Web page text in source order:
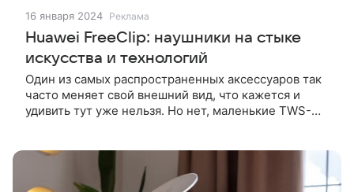
16 января 2024 Реклама
Huawei FreeClip: наушники на стыке
искусства и технологий
Один из самых распространенных аксессуаров так
часто меняет свой внешний вид, что кажется и
удивить тут уже нельзя. Но нет, маленькие TWS-